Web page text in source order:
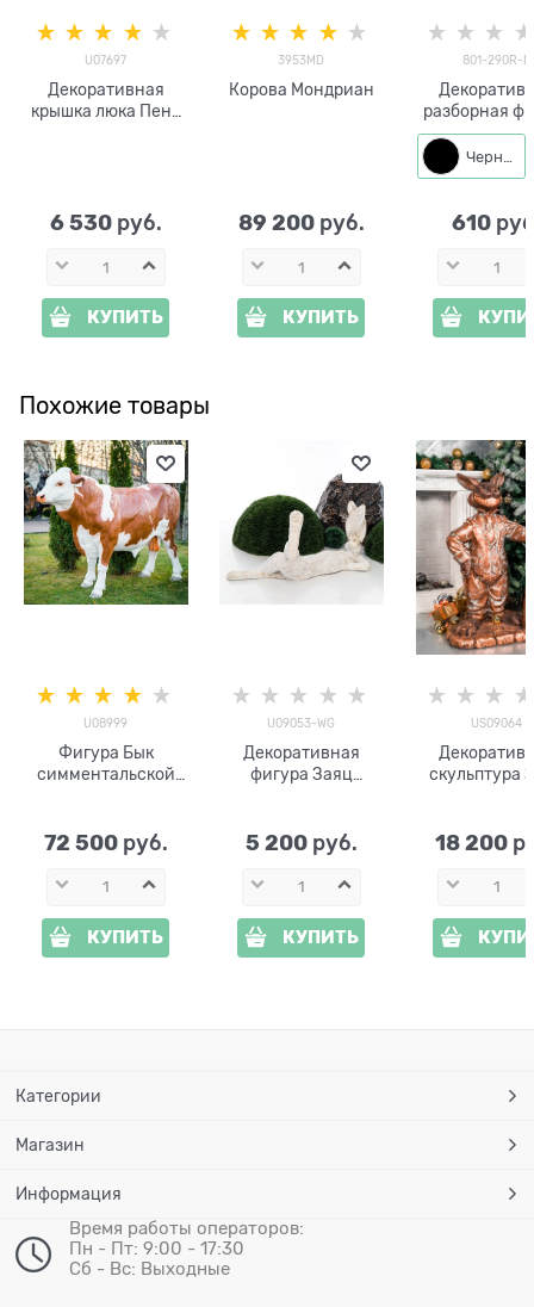
U07697
Декоративная
крышка люка Пень
6 530 руб.
КУПИТЬ
3953MD
Корова Мондриан
89 200 руб.
КУПИТЬ
801-290R-B
разборная
для сада
сладкий
290R h=48
610
Похожие товары
U08999
Фигура Бык
симментальской
72 500 руб.
КУПИТЬ
U09053-WG
Декоративная
фигура Заяц
5 200 руб.
КУПИТЬ
US09064
скульптура
18 200
Категории
Магазин
Информация
Время работы операторов:
Пн - Пт: 9:00 - 17:30
Сб - Вс: Выходные